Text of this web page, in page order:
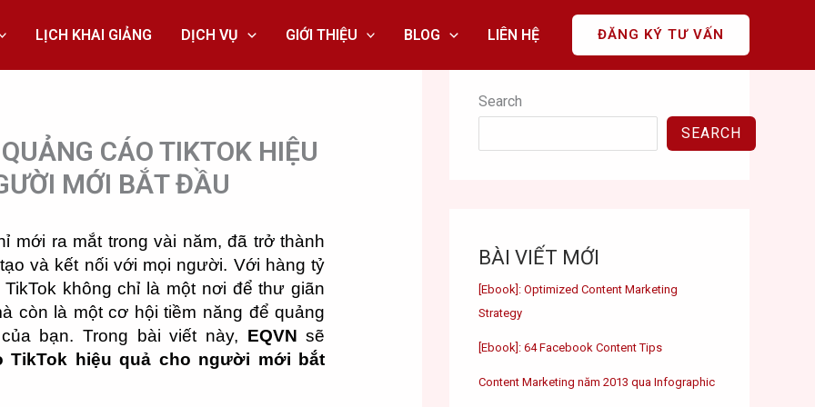
LỊCH KHAI GIẢNG DỊCH VỤ GIỚI THIỆU BLOG LIÊN HỆ ĐĂNG KÝ TƯ VẤN
CÁO TIKTOK HIỆU
MỚI BẮT ĐẦU
mới ra mắt trong vài năm, đã trở thành
và kết nối với mọi người. Với hàng tỷ
không chỉ là một nơi để thư giãn
còn là một cơ hội tiềm năng để quảng
bạn. Trong bài viết này, EQVN sẽ
TikTok hiệu quả cho người mới bắt
Search
SEARCH
BÀI VIẾT MỚI
[Ebook]: Optimized Content Marketing
Strategy
[Ebook]: 64 Facebook Content Tips
Content Marketing năm 2013 qua Infographic